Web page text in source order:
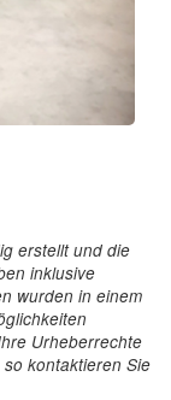
erstellt und die
inklusive
wurden in einem
Urheberrechte
kontaktieren Sie